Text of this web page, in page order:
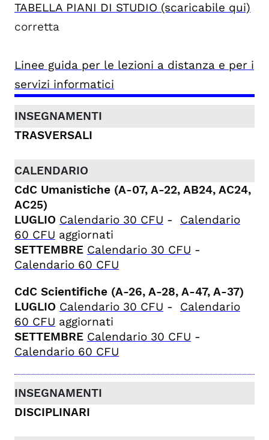
TABELLA PIANI DI STUDIO (scaricabile qui)
corretta
Linee guida per le lezioni a distanza e per i
servizi informatici
TRASVERSALI
CdC Umanistiche (A-07, A-22, AB24, AC24,
AC25)
LUGLIO Calendario 30 CFU - Calendario
60 CFU aggiornati
SETTEMBRE Calendario 30 CFU -
Calendario 60 CFU
CdC Scientifiche (A-26, A-28, A-47, A-37)
LUGLIO Calendario 30 CFU - Calendario
60 CFU aggiornati
SETTEMBRE Calendario 30 CFU -
Calendario 60 CFU
DISCIPLINARI